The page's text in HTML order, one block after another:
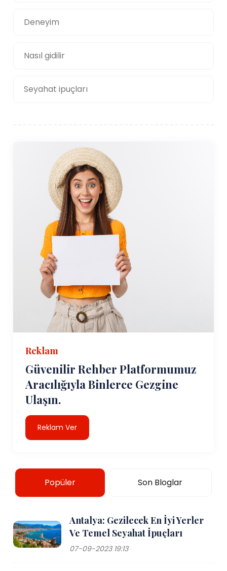
Deneyim
Nasıl gidilir
Seyahat ipuçları
Reklam
Güvenilir Rehber Platformumuz
Aracılığıyla Binlerce Gezgine
Ulaşın.
Reklam Ver
Popüler Son Bloglar
Antalya: Gezilecek En İyi Yerler
Ve Temel Seyahat İpuçları
07-09-2023 19:13